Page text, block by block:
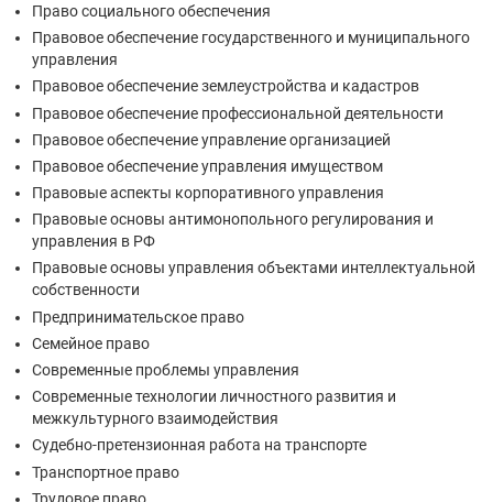
Право социального обеспечения
Правовое обеспечение государственного и муниципального
управления
Правовое обеспечение землеустройства и кадастров
Правовое обеспечение профессиональной деятельности
Правовое обеспечение управление организацией
Правовое обеспечение управления имуществом
Правовые аспекты корпоративного управления
Правовые основы антимонопольного регулирования и
управления в РФ
Правовые основы управления объектами интеллектуальной
собственности
Предпринимательское право
Семейное право
Современные проблемы управления
Современные технологии личностного развития и
межкультурного взаимодействия
Судебно-претензионная работа на транспорте
Транспортное право
Трудовое право